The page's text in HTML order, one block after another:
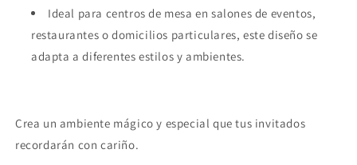
Ideal para centros de mesa en salones de eventos,
restaurantes o domicilios particulares, este diseño se
adapta a diferentes estilos y ambientes.
Crea un ambiente mágico y especial que tus invitados
recordarán con cariño.